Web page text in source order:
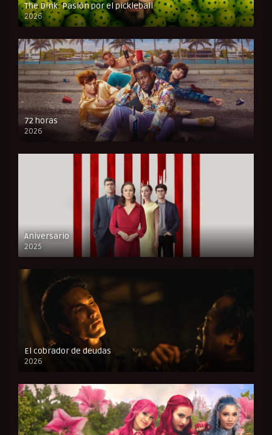
The Dink: Pasión por el pickleball
2026
FULL HD
72 horas
2026
FULL HD
Aniversario
2025
FULL HD
El cobrador de deudas
2026
FULL HD